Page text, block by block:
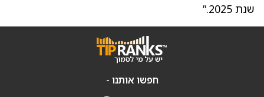
שנת 2025.”
חפשו אותנו -